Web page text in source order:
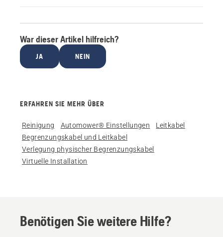
War dieser Artikel hilfreich?
JA NEIN
ERFAHREN SIE MEHR ÜBER
Reinigung Automower® Einstellungen
Leitkabel
Begrenzungskabel und Leitkabel
Verlegung physischer Begrenzungskabel
Virtuelle Installation
Benötigen Sie weitere Hilfe?